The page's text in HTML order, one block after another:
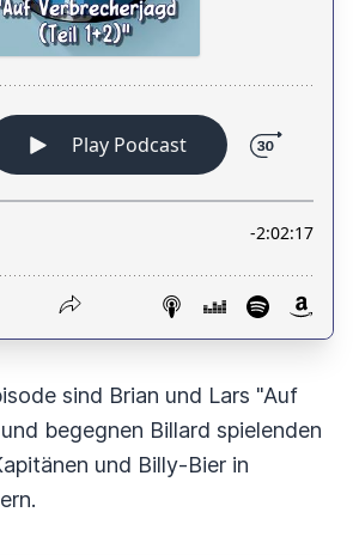
sind Brian und Lars "Auf
begegnen Billard spielenden
und Billy-Bier in